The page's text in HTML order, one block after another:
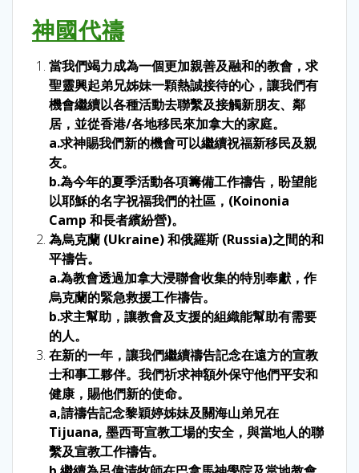
神國代禱
當我們竭力成為一個更加親善及融和的教會，求
聖靈興起弟兄姊妹一顆熱誠接待的心，讓我們有
機會繼續以各種活動去聯繫及接觸新朋友、鄰
居，並從香港/各地移民來加拿大的家庭。
a.求神賜我們新的機會可以繼續祝福新移民及親
友。
b.為今年的夏季活動各項籌備工作禱告，盼望能
以耶穌的名字祝福我們的社區，(Koinonia
Camp 和長者繽紛營)。
為烏克蘭 (Ukraine) 和俄羅斯 (Russia)之間的和
平禱告。
a.為教會透過加拿大浸聯會收集的特別奉獻，作
烏克蘭的緊急救援工作禱告。
b.求主幫助，讓教會及支援的組織能幫助有需要
的人。
在新的一年，讓我們繼續禱告記念在遠方的宣教
士和事工夥伴。我們祈求神額外保守他們平安和
健康，賜他們新的使命。
a,請禱告記念黎穎婷姊妹及關海山弟兄在
Tijuana, 墨西哥宣教工場的安全，與當地人的聯
繫及宣教工作禱告。